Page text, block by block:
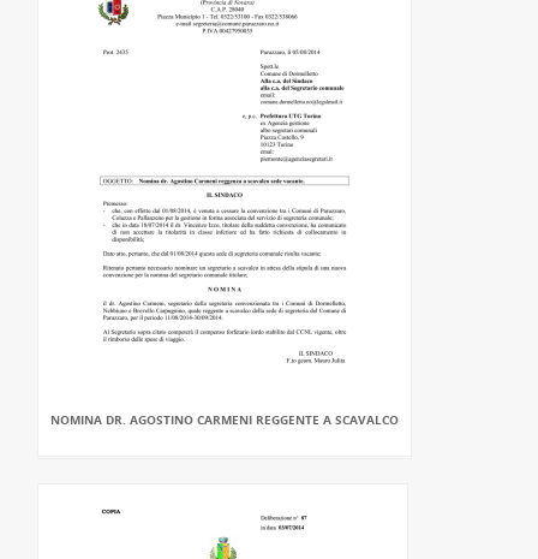
NOMINA DR. AGOSTINO CARMENI REGGENTE A SCAVALCO